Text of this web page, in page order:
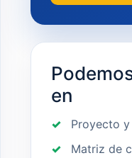
en
Proyecto
Matriz de